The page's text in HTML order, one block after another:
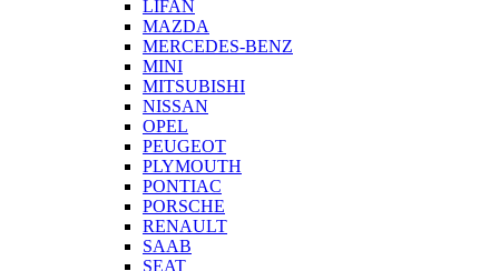
LIFAN
MAZDA
MERCEDES-BENZ
MINI
MITSUBISHI
NISSAN
OPEL
PEUGEOT
PLYMOUTH
PONTIAC
PORSCHE
RENAULT
SAAB
SEAT